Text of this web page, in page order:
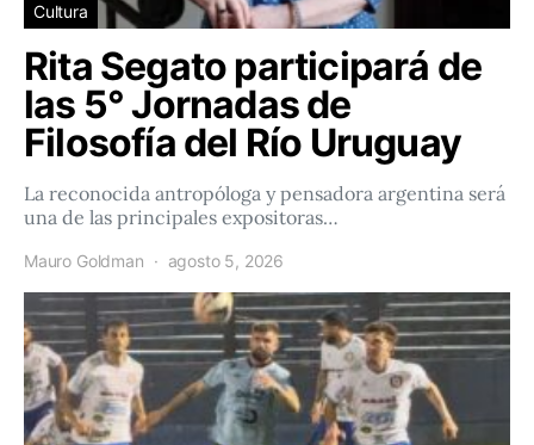
Cultura
Rita Segato participará de
las 5° Jornadas de
Filosofía del Río Uruguay
La reconocida antropóloga y pensadora argentina será
una de las principales expositoras…
Mauro Goldman agosto 5, 2026